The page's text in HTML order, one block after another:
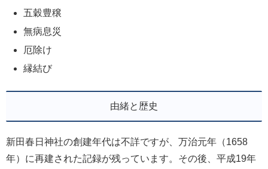
五穀豊穣
無病息災
厄除け
縁結び
由緒と歴史
新田春日神社の創建年代は不詳ですが、万治元年（1658
年）に再建された記録が残っています。その後、平成19年